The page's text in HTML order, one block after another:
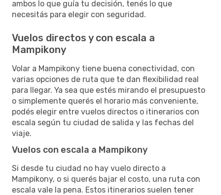
ambos lo que guía tu decisión, tenés lo que
necesitás para elegir con seguridad.
Vuelos directos y con escala a
Mampikony
Volar a Mampikony tiene buena conectividad, con
varias opciones de ruta que te dan flexibilidad real
para llegar. Ya sea que estés mirando el presupuesto
o simplemente querés el horario más conveniente,
podés elegir entre vuelos directos o itinerarios con
escala según tu ciudad de salida y las fechas del
viaje.
Vuelos con escala a Mampikony
Si desde tu ciudad no hay vuelo directo a
Mampikony, o si querés bajar el costo, una ruta con
escala vale la pena. Estos itinerarios suelen tener